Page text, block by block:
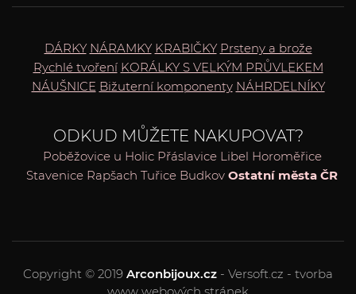
DÁRKY NÁRAMKY KRABIČKY Prsteny a brože
Rychlé tvoření KORÁLKY S VELKÝM PRŮVLEKEM
NÁUŠNICE Bižuterní komponenty NÁHRDELNÍKY
ODKUD MŮŽETE NAKUPOVAT?
Poběžovice u Holic Přáslavice Libel Horoměřice
Stavenice Rapšach Tuřice Budkov Ostatní města ČR
Copyright © 2019 Arconbijoux.cz - Versoft.cz - tvorba